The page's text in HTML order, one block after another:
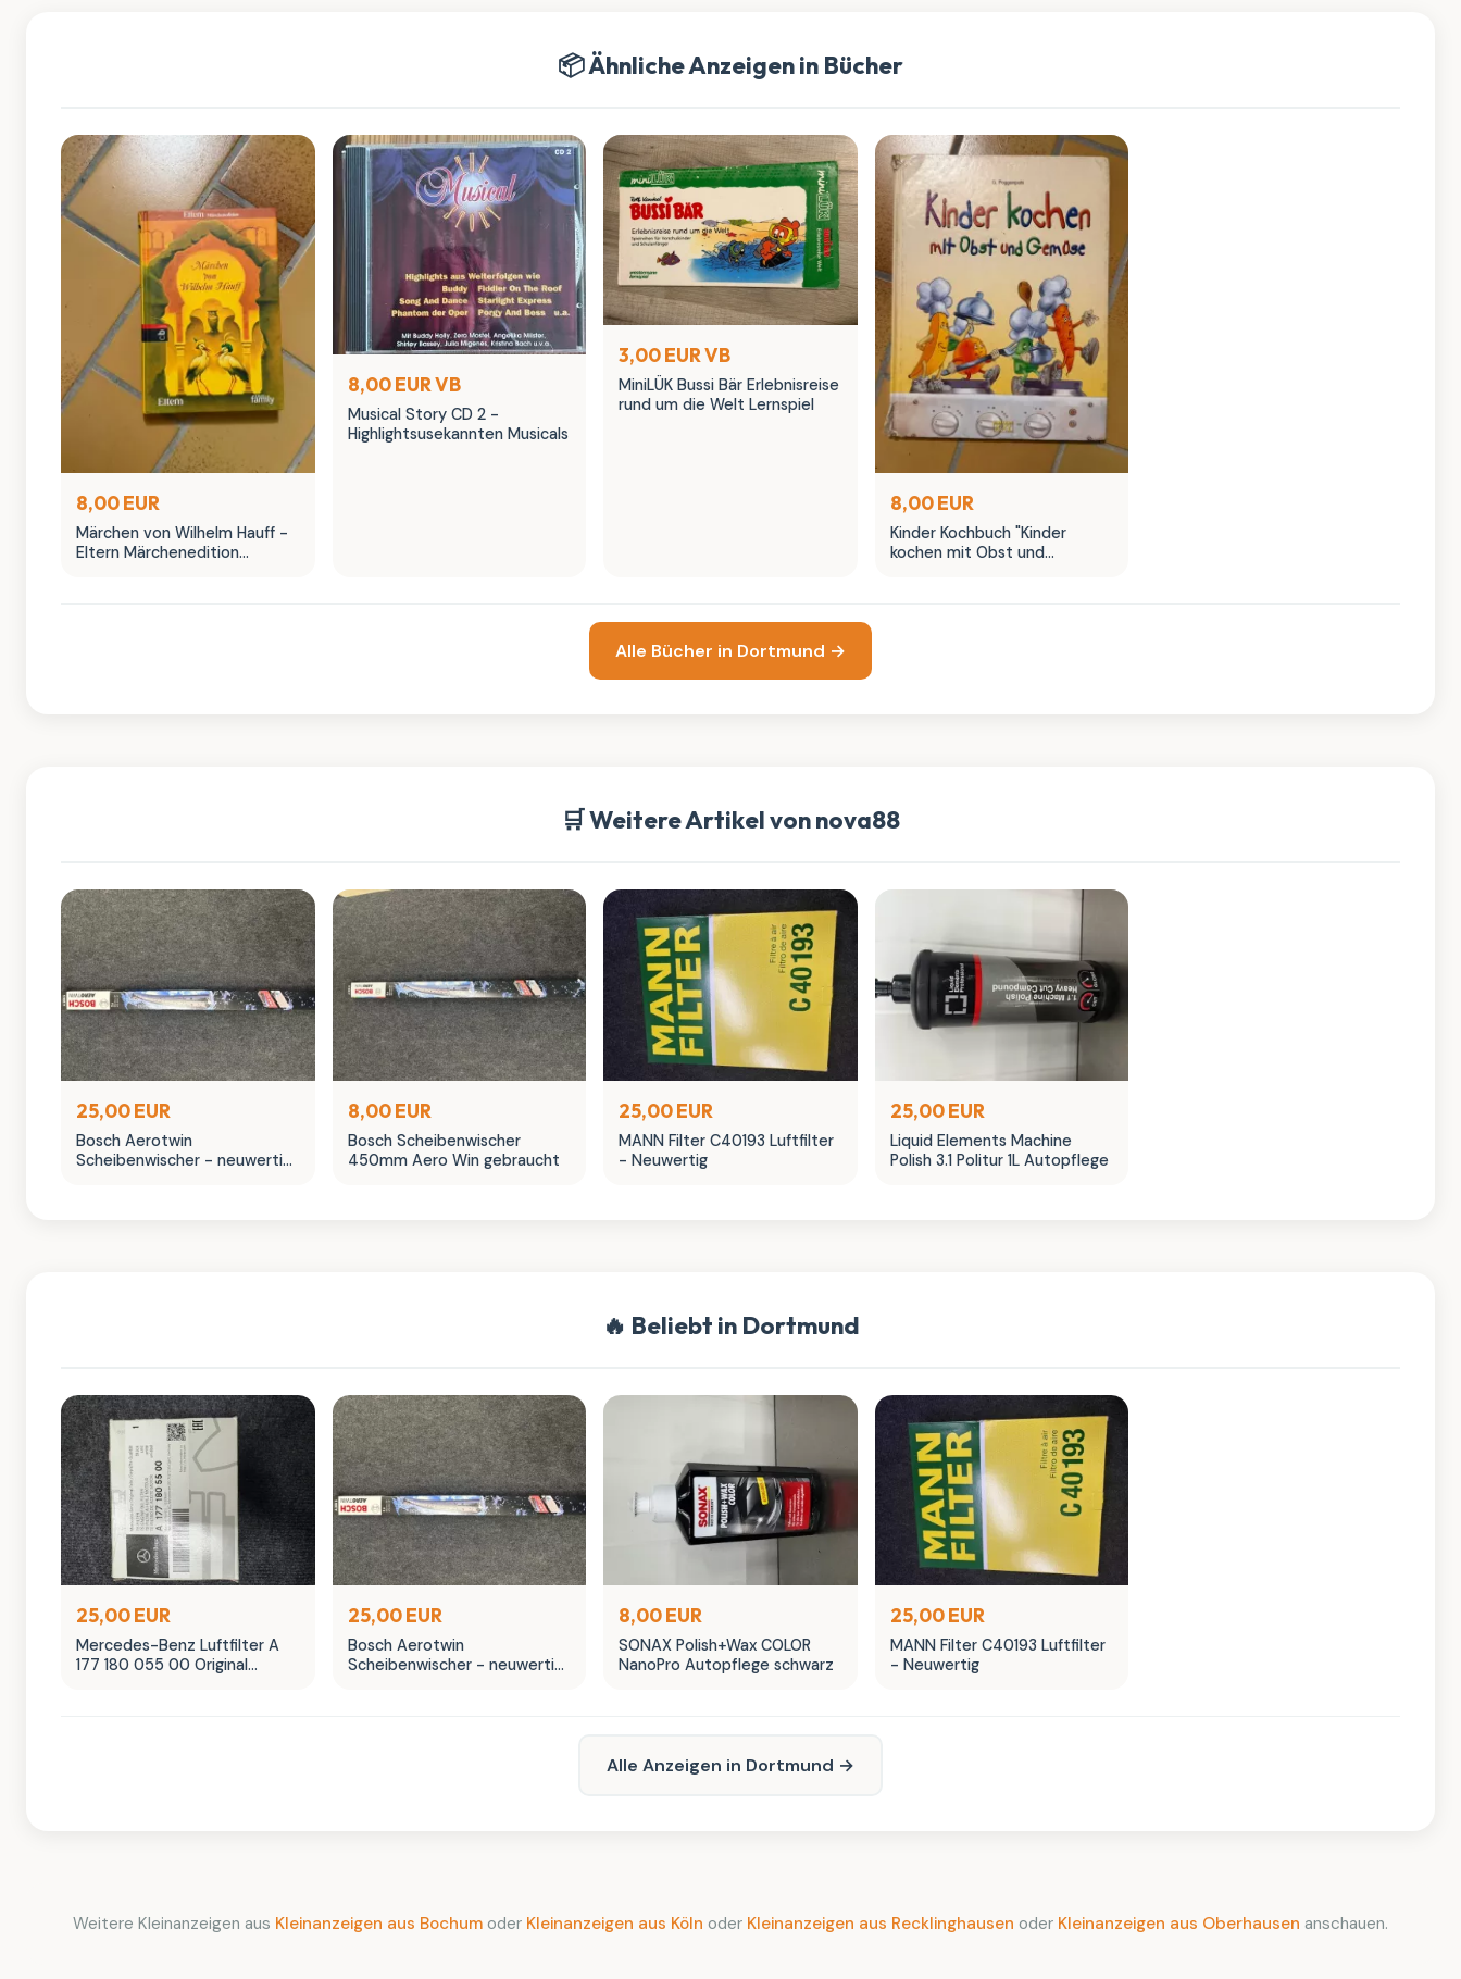
📦 Ähnliche Anzeigen in Bücher
8,00 EUR
Märchen von Wilhelm Hauff -
Eltern Märchenedition
8,00 EUR VB
Musical Story CD 2 -
Highlightsusekannten Musicals
3,00 EUR VB
MiniLÜK Bussi Bär Erlebnisreise
rund um die Welt Lernspiel
8,00 EUR
Kinder Kochbuch "Kinder
kochen mit Obst und
Alle Bücher in Dortmund →
🛒 Weitere Artikel von nova88
25,00 EUR
Bosch Aerotwin
Scheibenwischer - neuwertig
8,00 EUR
Bosch Scheibenwischer
450mm Aero Win gebraucht
25,00 EUR
MANN Filter C40193 Luftfilter
- Neuwertig
25,00 EUR
Liquid Elements Machine
Polish 3.1 Politur 1L Autopflege
🔥 Beliebt in Dortmund
25,00 EUR
Mercedes-Benz Luftfilter A
177 180 055 00 Original
25,00 EUR
Bosch Aerotwin
Scheibenwischer - neuwertig
8,00 EUR
SONAX Polish+Wax COLOR
NanoPro Autopflege schwarz
25,00 EUR
MANN Filter C40193 Luftfilter
- Neuwertig
Alle Anzeigen in Dortmund →
Weitere Kleinanzeigen aus Kleinanzeigen aus Bochum oder Kleinanzeigen aus Köln oder Kleinanzeigen aus Recklinghausen oder Kleinanzeigen aus Oberhausen anschauen.